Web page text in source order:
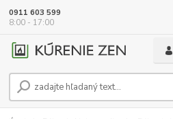
0911 603 599
8:00 - 17:00